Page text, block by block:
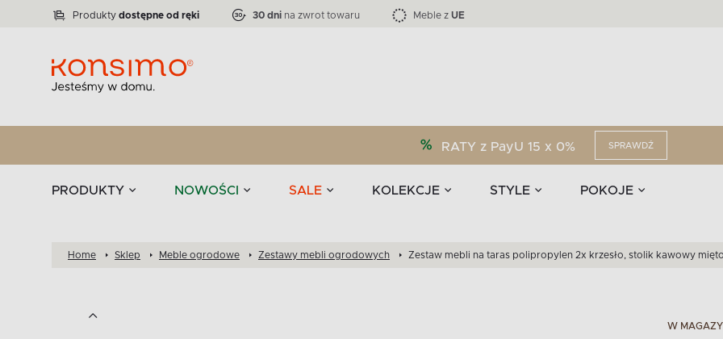
Produkty dostępne od ręki 30 dni na zwrot towaru Meble z UE
RATY z PayU 15 x 0% SPRAWDŹ
PRODUKTY NOWOŚCI SALE KOLEKCJE STYLE POKOJE
Zastawy stołowe i akcesoria
Kolekcja narożników RATLO -39 % Kolekcja mebli LOFTY -45 %
VICTO Liczba produktów:71 EPIRI Liczba produktów:
ELEGANT Liczba produktów:864 TEENS Liczba produktów:
stołowe
Home Sklep Meble ogrodowe Zestawy mebli ogrodowych Zestaw mebli na taras polipropylen 2x krzesło, stolik kawowy
W